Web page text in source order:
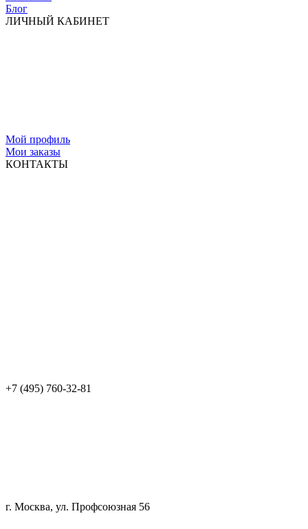
Блог
ЛИЧНЫЙ КАБИНЕТ
Мой профиль
Мои заказы
КОНТАКТЫ
+7 (495) 760-32-81
г. Москва, ул. Профсоюзная 56